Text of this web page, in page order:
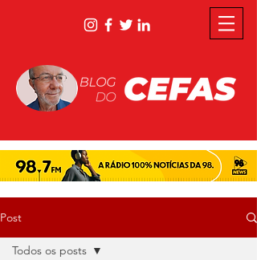
Post
Todos os posts